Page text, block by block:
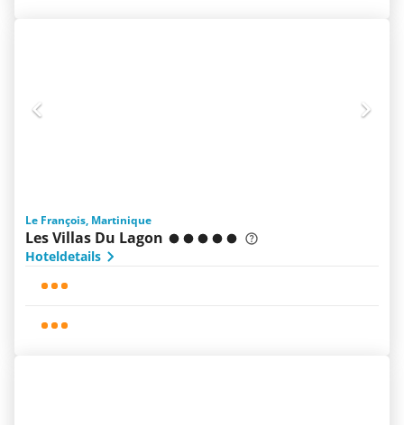
Le François, Martinique
Les Villas Du Lagon
Hoteldetails